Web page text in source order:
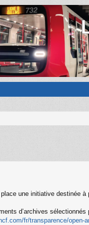
une initiative destinée
d’archives
fr/transparence/open-